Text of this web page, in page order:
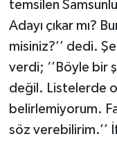
temsilen
Adayı çıkar mı?
misiniz?’’ dedi.
verdi; ‘’Böyle bir
değil. Listelerde
belirlemiyorum.
söz verebilirim.’’